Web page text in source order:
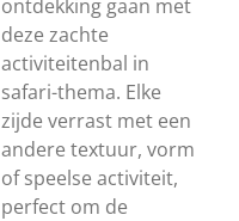
ontdekking gaan met
deze zachte
activiteitenbal in
safari-thema. Elke
zijde verrast met een
andere textuur, vorm
of speelse activiteit,
perfect om de